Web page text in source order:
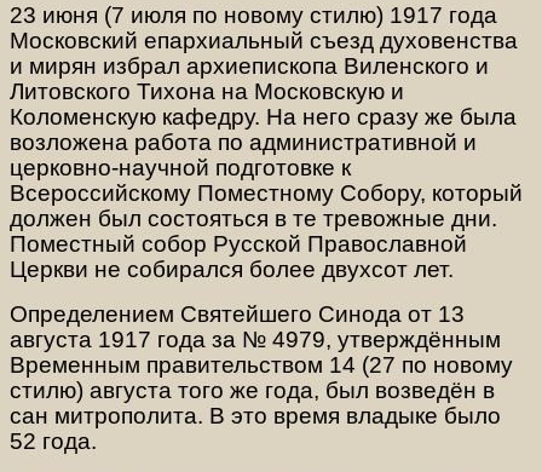
23 июня (7 июля по новому стилю) 1917 года
Московский епархиальный съезд духовенства
и мирян избрал архиепископа Виленского и
Литовского Тихона на Московскую и
Коломенскую кафедру. На него сразу же была
возложена работа по административной и
церковно-научной подготовке к
Всероссийскому Поместному Собору, который
должен был состояться в те тревожные дни.
Поместный собор Русской Православной
Церкви не собирался более двухсот лет.
Определением Святейшего Синода от 13
августа 1917 года за № 4979, утверждённым
Временным правительством 14 (27 по новому
стилю) августа того же года, был возведён в
сан митрополита. В это время владыке было
52 года.